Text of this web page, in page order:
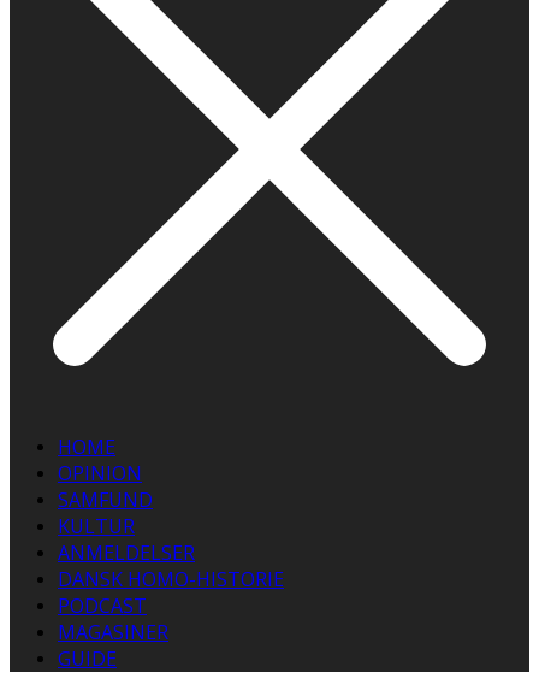
HOME
OPINION
SAMFUND
KULTUR
ANMELDELSER
DANSK HOMO-HISTORIE
PODCAST
MAGASINER
GUIDE